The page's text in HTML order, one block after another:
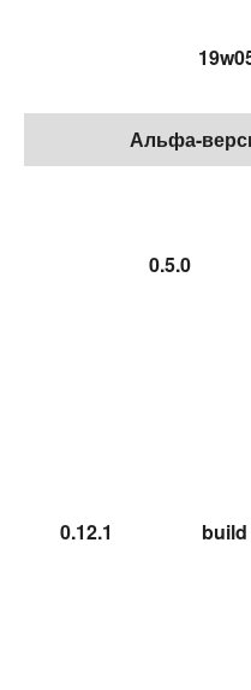
Альфа-
0.5.0
0.12.1 build